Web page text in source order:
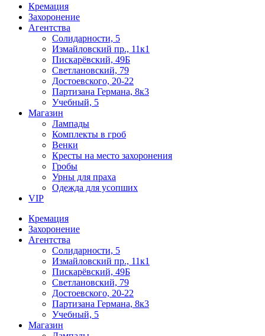
Кремация
Захоронение
Агентства
Солидарности, 5
Измайловский пр., 11к1
Пискарёвский, 49Б
Светлановский, 79
Достоевского, 20-22
Партизана Германа, 8к3
Учебный, 5
Магазин
Лампады
Комплекты в гроб
Венки
Кресты на место захоронения
Гробы
Урны для праха
Одежда для усопших
VIP
Кремация
Захоронение
Агентства
Солидарности, 5
Измайловский пр., 11к1
Пискарёвский, 49Б
Светлановский, 79
Достоевского, 20-22
Партизана Германа, 8к3
Учебный, 5
Магазин